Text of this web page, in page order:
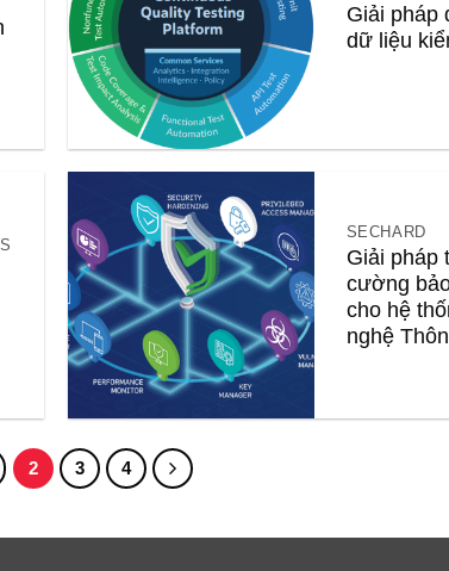
Giải pháp
dữ liệu
SECHARD
Giải pháp
cường
cho hệ
nghệ
2 3 4